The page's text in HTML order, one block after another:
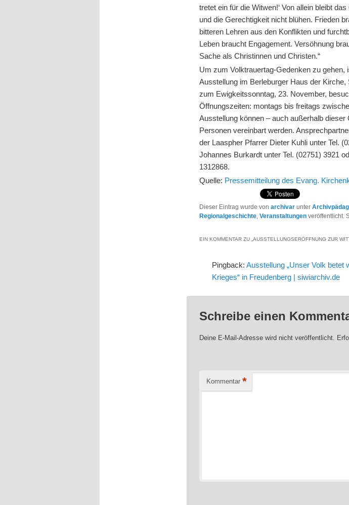
tretet ein für die Witwen!‘ Von allein bleibt
und die Gerechtigkeit nicht blühen. Frieden
bitteren Lehren aus den Konflikten und
Leben braucht Engagement. Versöhnung
Sache als Christinnen und Christen.“
Um zum Volktrauertag-Gedenken zu
Ausstellung im Berleburger Haus der
zum Ewigkeitssonntag, 23. November,
Öffnungszeiten: montags bis freitags
Ausstellung können – auch außerhalb
Personen vereinbart werden.
der Laaspher Pfarrer Dieter Kuhli unter Tel.
Johannes Burkardt unter Tel. (02751) 3921
1312868.
Quelle: Pressemitteilung des Evang.
Dieser Eintrag wurde vonarchivar unter
Regionalgeschichte,Veranstaltungen veröffentlicht.
EIN KOMMENTAR ZU „AUSSTELLUNGSERÖFFNUNG ZUR
Pingback: Ausstellung „Unser Volk betet
Krieges“ in Freudenberg | siwiarchiv.de
Schreibe einen
Deine E-Mail-Adresse wird nicht veröffentlicht.
Kommentar *